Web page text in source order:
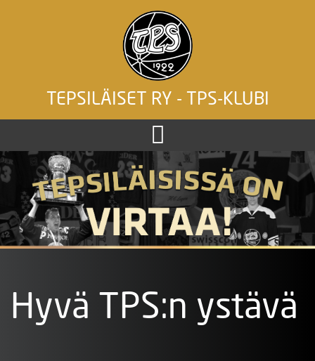
TEPSILÄISET RY - TPS-KLUBI
Hyvä TPS:n ystävä